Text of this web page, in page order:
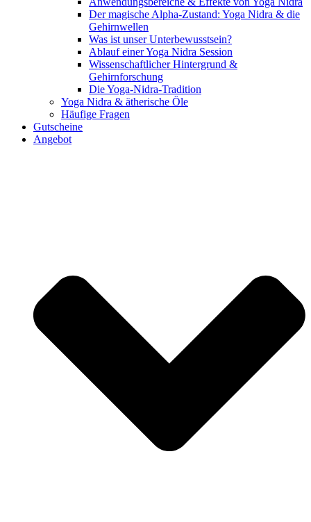
Der magische Alpha-Zustand: Yoga Nidra & die
Gehirnwellen
Was ist unser Unterbewusstsein?
Ablauf einer Yoga Nidra Session
Wissenschaftlicher Hintergrund &
Gehirnforschung
Die Yoga-Nidra-Tradition
Yoga Nidra & ätherische Öle
Häufige Fragen
Gutscheine
Angebot